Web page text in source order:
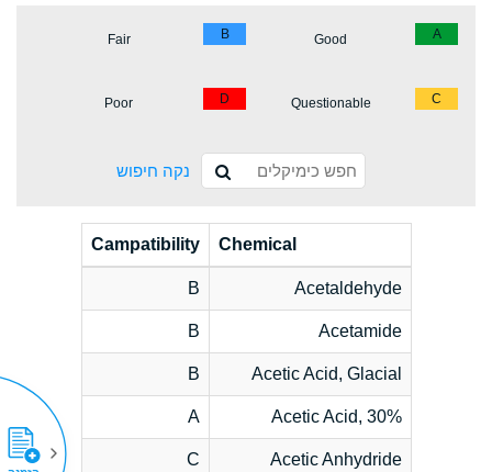
A
Good
B
Fair
C
Questionable
D
Poor
נקה חיפוש
Chemical
Campatibility
Acetaldehyde
B
Acetamide
B
Acetic Acid, Glacial
B
Acetic Acid, 30%
A
Acetic Anhydride
C